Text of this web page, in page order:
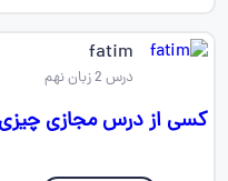
fatim
درس 2 زبان نهم
کسی از درس مجازی